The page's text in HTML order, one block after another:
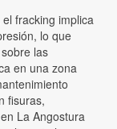
fracking implica
lo que
las
en una zona
fisuras,
La Angostura